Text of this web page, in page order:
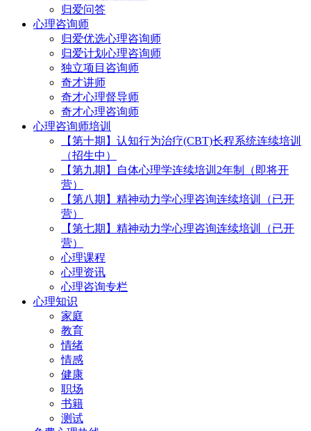
归爱问答
心理咨询师
归爱优选心理咨询师
归爱计划心理咨询师
独立项目咨询师
奇才讲师
奇才心理督导师
奇才心理咨询师
心理咨询师培训
【第十期】认知行为治疗(CBT)长程系统连续培训
（招生中）
【第九期】自体心理学连续培训2年制（即将开
营）
【第八期】精神动力学心理咨询连续培训（已开
营）
【第七期】精神动力学心理咨询连续培训（已开
营）
心理课程
心理资讯
心理咨询专栏
心理知识
家庭
教育
情绪
情感
健康
职场
书籍
测试